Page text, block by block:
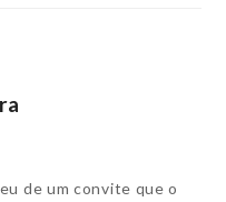
de um convite que o